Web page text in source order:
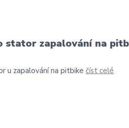
stator zapalování na
u zapalování na pitbike číst celé